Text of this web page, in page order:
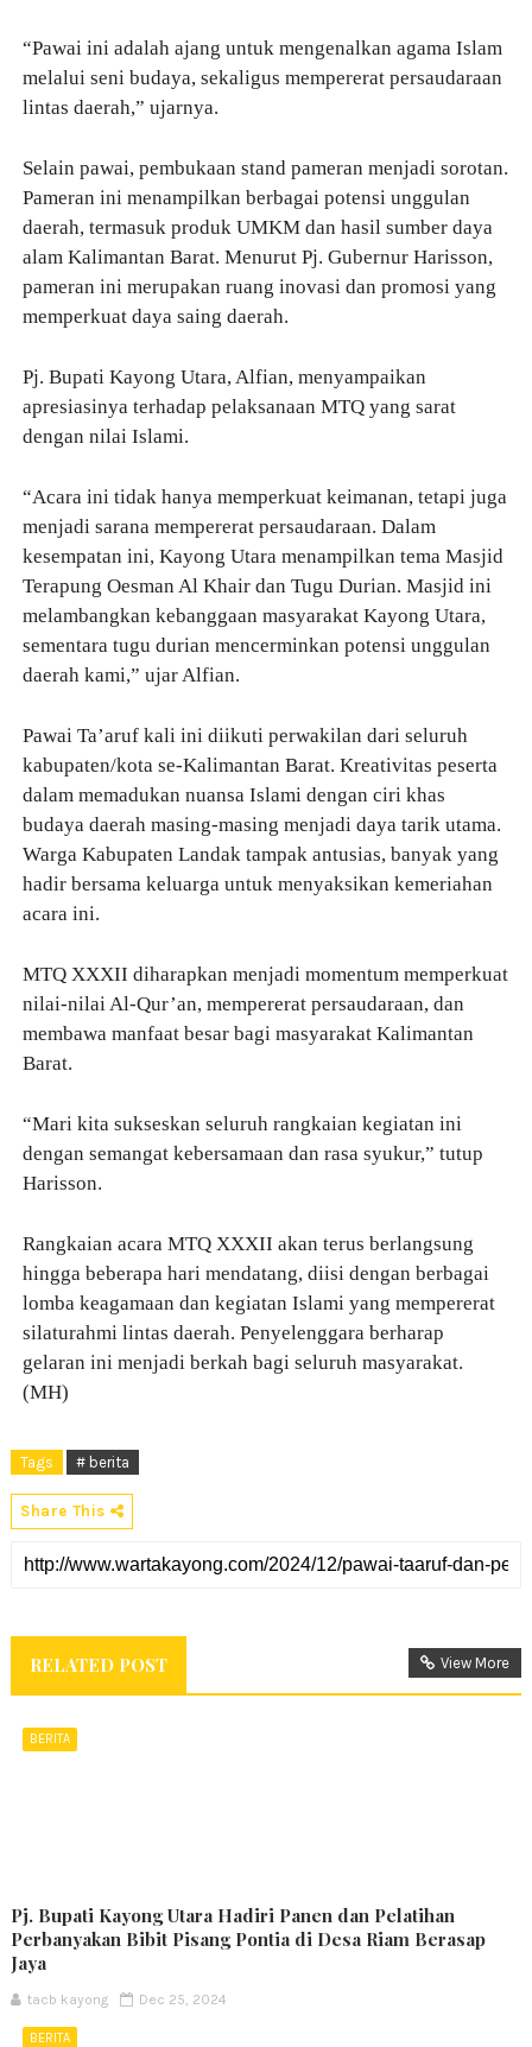
“Pawai ini adalah ajang untuk mengenalkan agama Islam
melalui seni budaya, sekaligus mempererat persaudaraan
lintas daerah,” ujarnya.
Selain pawai, pembukaan stand pameran menjadi sorotan.
Pameran ini menampilkan berbagai potensi unggulan
daerah, termasuk produk UMKM dan hasil sumber daya
alam Kalimantan Barat. Menurut Pj. Gubernur Harisson,
pameran ini merupakan ruang inovasi dan promosi yang
memperkuat daya saing daerah.
Pj. Bupati Kayong Utara, Alfian, menyampaikan
apresiasinya terhadap pelaksanaan MTQ yang sarat
dengan nilai Islami.
“Acara ini tidak hanya memperkuat keimanan, tetapi juga
menjadi sarana mempererat persaudaraan. Dalam
kesempatan ini, Kayong Utara menampilkan tema Masjid
Terapung Oesman Al Khair dan Tugu Durian. Masjid ini
melambangkan kebanggaan masyarakat Kayong Utara,
sementara tugu durian mencerminkan potensi unggulan
daerah kami,” ujar Alfian.
Pawai Ta’aruf kali ini diikuti perwakilan dari seluruh
kabupaten/kota se-Kalimantan Barat. Kreativitas peserta
dalam memadukan nuansa Islami dengan ciri khas
budaya daerah masing-masing menjadi daya tarik utama.
Warga Kabupaten Landak tampak antusias, banyak yang
hadir bersama keluarga untuk menyaksikan kemeriahan
acara ini.
MTQ XXXII diharapkan menjadi momentum memperkuat
nilai-nilai Al-Qur’an, mempererat persaudaraan, dan
membawa manfaat besar bagi masyarakat Kalimantan
Barat.
“Mari kita sukseskan seluruh rangkaian kegiatan ini
dengan semangat kebersamaan dan rasa syukur,” tutup
Harisson.
Rangkaian acara MTQ XXXII akan terus berlangsung
hingga beberapa hari mendatang, diisi dengan berbagai
lomba keagamaan dan kegiatan Islami yang mempererat
silaturahmi lintas daerah. Penyelenggara berharap
gelaran ini menjadi berkah bagi seluruh masyarakat.
(MH)
Tags # berita
Share This
RELATED POST View More
BERITA
Pj. Bupati Kayong Utara Hadiri Panen dan Pelatihan
Perbanyakan Bibit Pisang Pontia di Desa Riam Berasap
Jaya
tacb kayong Dec 25, 2024
BERITA